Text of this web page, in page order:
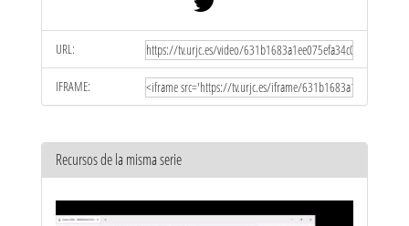
URL:
IFRAME:
Recursos de la misma serie